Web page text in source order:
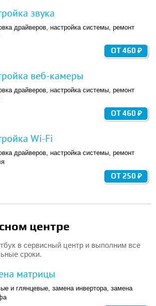
звука
драйверов, настройка системы, ремонт
ОТ 460 ₽
веб-камеры
драйверов, настройка системы, ремонт
ОТ 460 ₽
Wi-Fi
драйверов, настройка системы, ремонт
ОТ 250 ₽
центре
в сервисный центр и выполним все
сроки.
матрицы
и глянцевые, замена инвертора, замена